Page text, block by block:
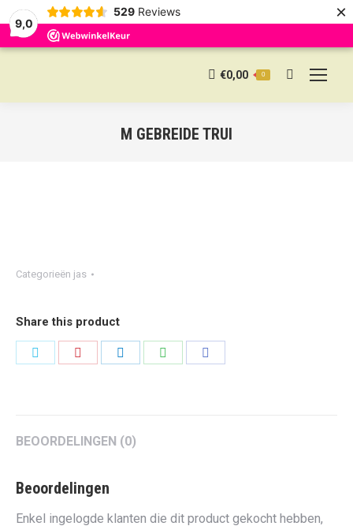
9,0
529 Reviews ×
€0,00 0 Search:
M GEBREIDE TRUI
Categorieën jas
Share this product
BEOORDELINGEN (0)
Beoordelingen
Enkel ingelogde klanten die dit product gekocht hebben,